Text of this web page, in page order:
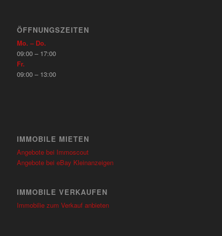
ÖFFNUNGSZEITEN
Mo. – Do.
09:00 – 17:00
Fr.
09:00 – 13:00
IMMOBILE MIETEN
Angebote bei Immoscout
Angebote bei eBay Kleinanzeigen
IMMOBILE VERKAUFEN
Immobilie zum Verkauf anbieten